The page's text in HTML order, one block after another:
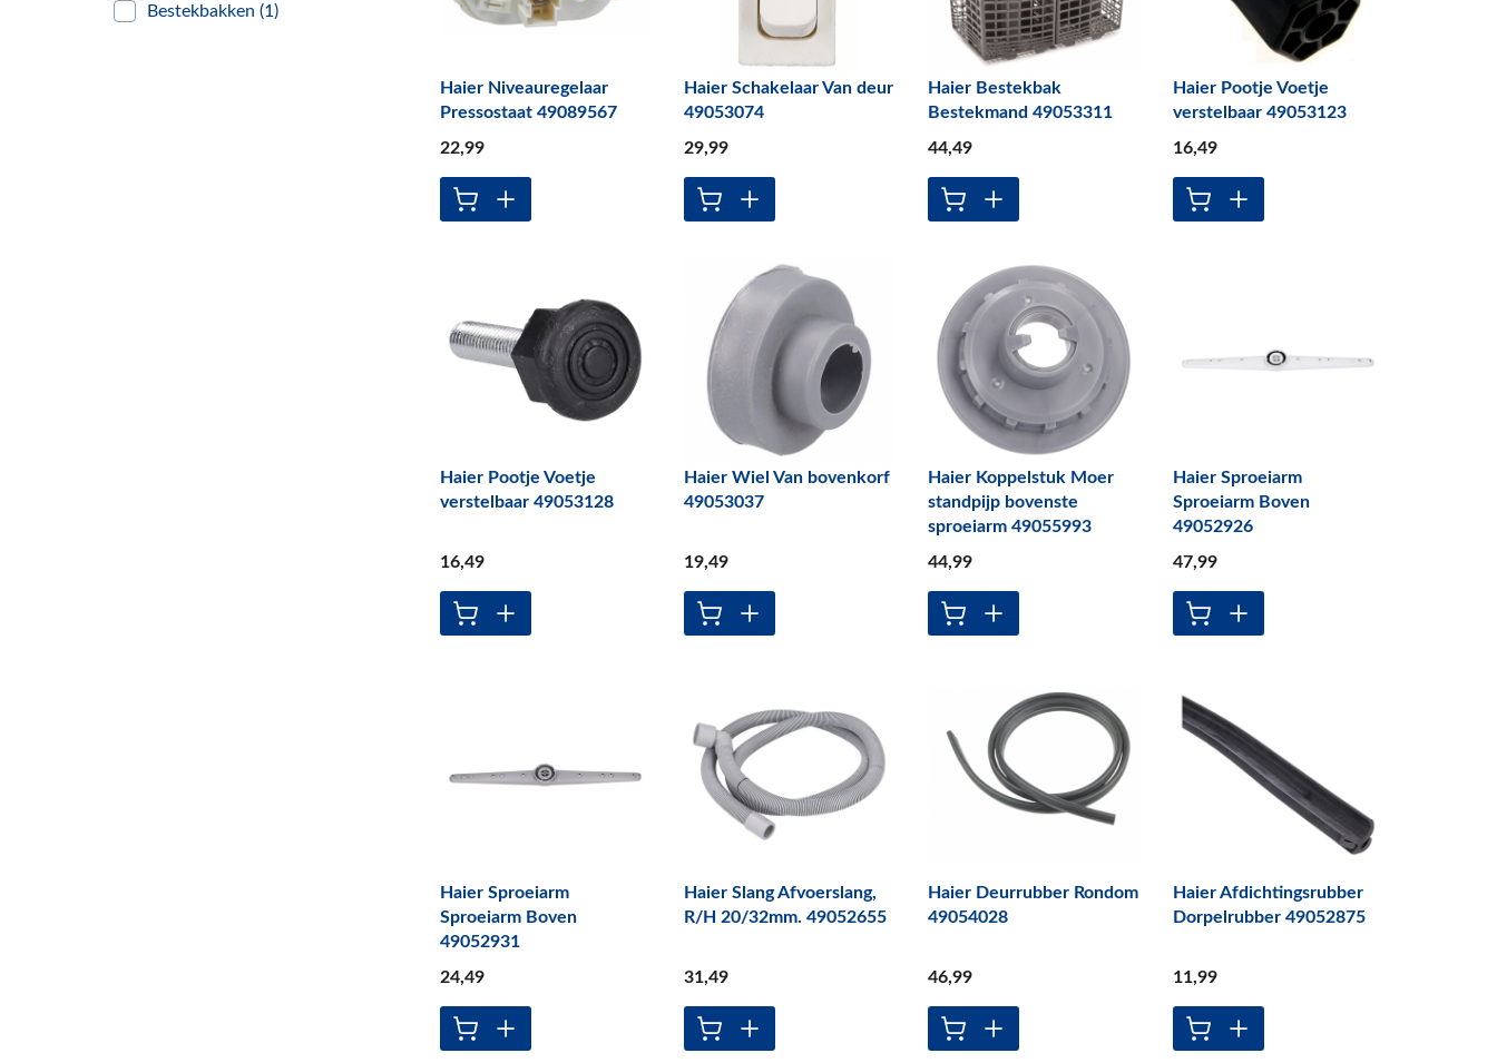
Bestekbakken (1)
Haier Niveauregelaar
Pressostaat 49089567
22,99
Haier Schakelaar Van deur
49053074
29,99
Haier Bestekbak
Bestekmand 49053311
44,49
Haier Pootje Voetje
verstelbaar 49053123
16,49
Haier Pootje Voetje
verstelbaar 49053128
16,49
Haier Wiel Van bovenkorf
49053037
19,49
Haier Koppelstuk Moer
standpijp bovenste
sproeiarm 49055993
44,99
Haier Sproeiarm
Sproeiarm Boven
49052926
47,99
Haier Sproeiarm
Sproeiarm Boven
49052931
24,49
Haier Slang Afvoerslang,
R/H 20/32mm. 49052655
31,49
Haier Deurrubber Rondom
49054028
46,99
Haier Afdichtingsrubber
Dorpelrubber 49052875
11,99